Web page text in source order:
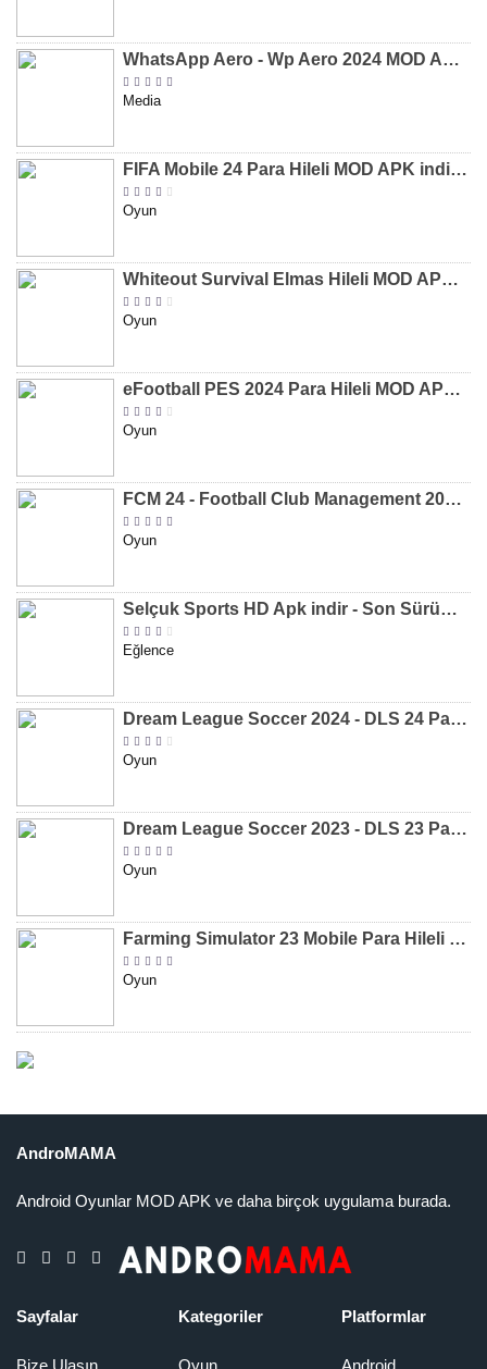
WhatsApp Aero - Wp Aero 2024 MOD APK indir [v10.0.2]
Media
FIFA Mobile 24 Para Hileli MOD APK indir [v20.1.02]
Oyun
Whiteout Survival Elmas Hileli MOD APK indir [v1.13.1]
Oyun
eFootball PES 2024 Para Hileli MOD APK indir [v8.2.0]
Oyun
FCM 24 - Football Club Management 2024 Para Hileli MOD APK indir [v1.0.4]
Oyun
Selçuk Sports HD Apk indir - Son Sürüm 2024 [2.0.1.9]
Eğlence
Dream League Soccer 2024 - DLS 24 Para Hileli MOD APK indir [v11.050]
Oyun
Dream League Soccer 2023 - DLS 23 Para Hileli MOD APK [v11.020]
Oyun
Farming Simulator 23 Mobile Para Hileli MOD APK indir [v0.0.0.8]
Oyun
AndroMAMA
Android Oyunlar MOD APK ve daha birçok uygulama burada.
Sayfalar
Bize Ulaşın
Kategoriler
Oyun
Platformlar
Android